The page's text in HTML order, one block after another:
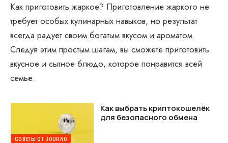
Как приготовить жаркое? Приготовление жаркого не
требует особых кулинарных навыков, но результат
всегда радует своим богатым вкусом и ароматом.
Следуя этим простым шагам, вы сможете приготовить
вкусное и сытное блюдо, которое понравится всей
семье.
СОВЕТЫ ОТ JOURNO
Как выбрать криптокошелёк
для безопасного обмена